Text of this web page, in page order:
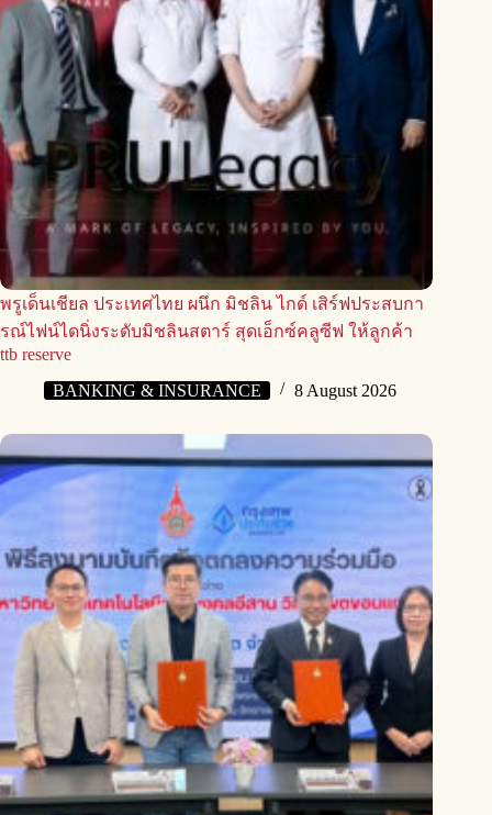
พรูเด็นเชียล ประเทศไทย ผนึก มิชลิน ไกด์ เสิร์ฟประสบกา
รณ์ไฟน์ไดนิ่งระดับมิชลินสตาร์ สุดเอ็กซ์คลูซีฟ ให้ลูกค้า
ttb reserve
BANKING & INSURANCE
8 August 2026